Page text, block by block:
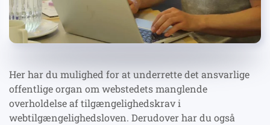
Her har du mulighed for at underrette det ansvarlige
offentlige organ om webstedets manglende
overholdelse af tilgængelighedskrav i
webtilgængelighedsloven. Derudover har du også